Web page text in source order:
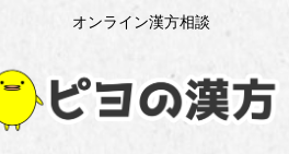
オンライン漢方相談